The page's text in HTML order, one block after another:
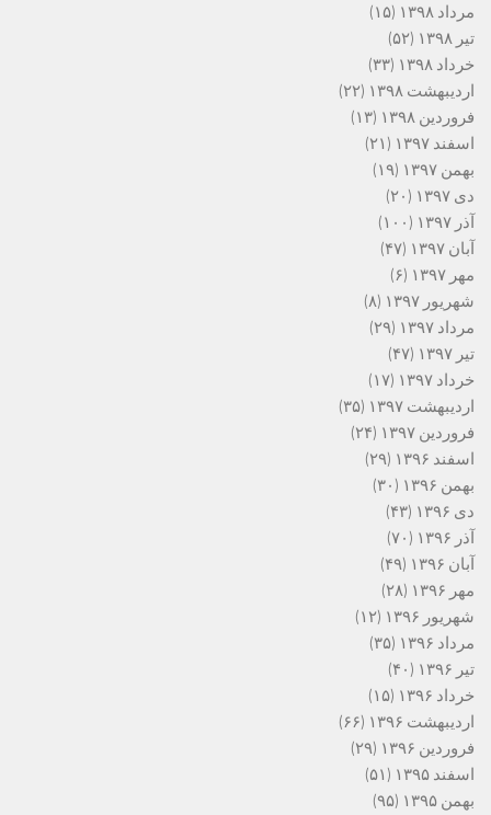
مرداد ۱۳۹۸
(۱۵)
تیر ۱۳۹۸
(۵۲)
خرداد ۱۳۹۸
(۳۳)
اردیبهشت ۱۳۹۸
(۲۲)
فروردین ۱۳۹۸
(۱۳)
اسفند ۱۳۹۷
(۲۱)
بهمن ۱۳۹۷
(۱۹)
دی ۱۳۹۷
(۲۰)
آذر ۱۳۹۷
(۱۰۰)
آبان ۱۳۹۷
(۴۷)
مهر ۱۳۹۷
(۶)
شهریور ۱۳۹۷
(۸)
مرداد ۱۳۹۷
(۲۹)
تیر ۱۳۹۷
(۴۷)
خرداد ۱۳۹۷
(۱۷)
اردیبهشت ۱۳۹۷
(۳۵)
فروردین ۱۳۹۷
(۲۴)
اسفند ۱۳۹۶
(۲۹)
بهمن ۱۳۹۶
(۳۰)
دی ۱۳۹۶
(۴۳)
آذر ۱۳۹۶
(۷۰)
آبان ۱۳۹۶
(۴۹)
مهر ۱۳۹۶
(۲۸)
شهریور ۱۳۹۶
(۱۲)
مرداد ۱۳۹۶
(۳۵)
تیر ۱۳۹۶
(۴۰)
خرداد ۱۳۹۶
(۱۵)
اردیبهشت ۱۳۹۶
(۶۶)
فروردین ۱۳۹۶
(۲۹)
اسفند ۱۳۹۵
(۵۱)
بهمن ۱۳۹۵
(۹۵)